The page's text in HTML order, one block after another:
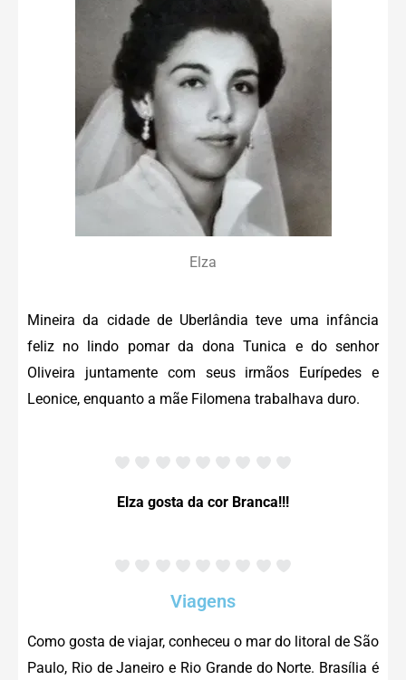
Elza
Mineira da cidade de Uberlândia teve uma infância
feliz no lindo pomar da dona Tunica e do senhor
Oliveira juntamente com seus irmãos Eurípedes e
Leonice, enquanto a mãe Filomena trabalhava duro.
Elza gosta da cor Branca!!!
Viagens
Como gosta de viajar, conheceu o mar do litoral de São
Paulo, Rio de Janeiro e Rio Grande do Norte. Brasília é